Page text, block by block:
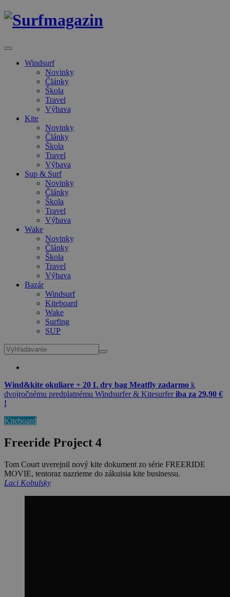
Windsurf
Novinky
Články
Škola
Travel
Výbava
Kite
Novinky
Články
Škola
Travel
Výbava
Sup & Surf
Novinky
Články
Škola
Travel
Výbava
Wake
Novinky
Články
Škola
Travel
Výbava
Bazár
Windsurf
Kiteboard
Wake
Surfing
SUP
Wind&kite okuliare + 20 L dry bag Meatfly zadarmo k
dvojročnému predplatnému Windsurfer & Kitesurferiba za 29,90 €
!
Kiteboard
Freeride Project 4
Tom Court uverejnil nový kite dokument zo série FREERIDE
MOVIE, tentoraz nazrieme do zákuisia kite businessu.
Laci Kobulsky